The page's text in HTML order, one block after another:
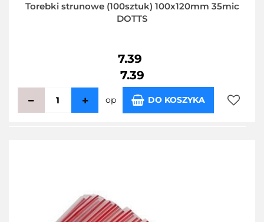
Torebki strunowe (100sztuk) 100x120mm 35mic
DOTTS
7.39
7.39
op DO KOSZYKA